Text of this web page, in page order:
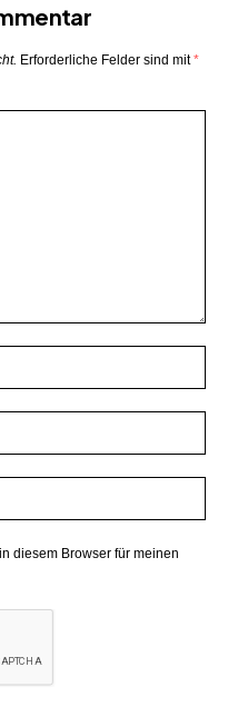
Erforderliche Felder sind mit*
diesem Browser für meinen